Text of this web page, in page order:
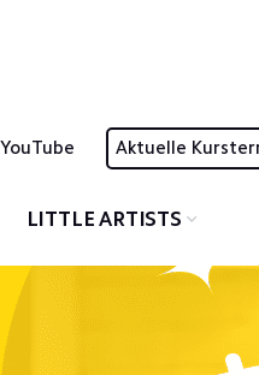
YouTube Aktuelle
LITTLE ARTISTS